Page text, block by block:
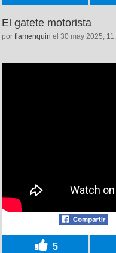
El gatete motorista
por flamenquin el 30 may 2025,
5